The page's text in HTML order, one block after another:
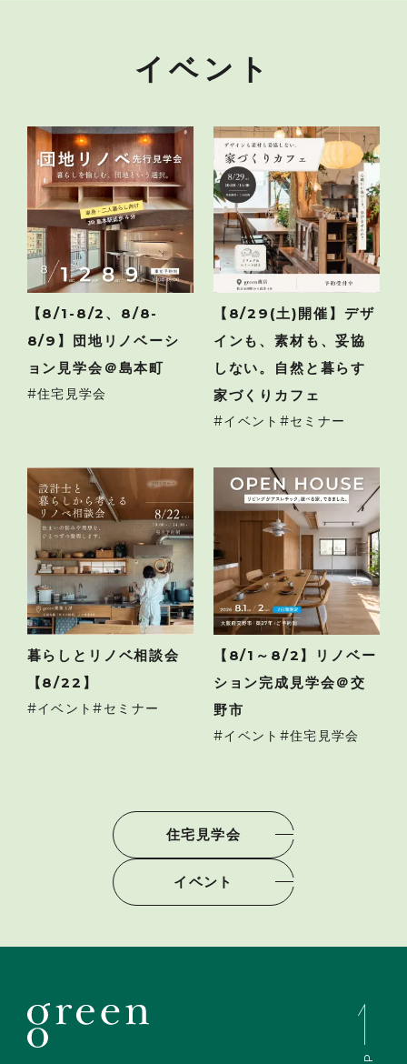
イベント
【8/1-8/2、8/8-
8/9】団地リノベーシ
ョン見学会＠島本町
住宅見学会
【8/29(土)開催】デザ
インも、素材も、妥協
しない。自然と暮らす
家づくりカフェ
イベント セミナー
暮らしとリノベ相談会
【8/22】
イベント セミナー
【8/1～8/2】リノベー
ション完成見学会＠交
野市
イベント 住宅見学会
住宅見学会
イベント